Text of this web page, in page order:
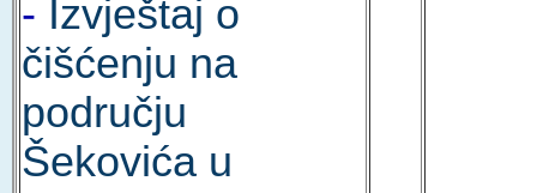
- Izvještaj o
čišćenju na
području
Šekovića u